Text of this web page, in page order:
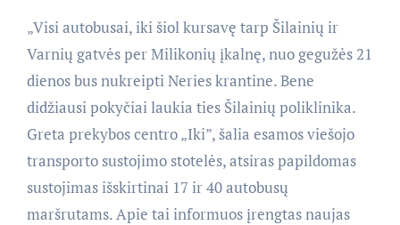
„Visi autobusai, iki šiol kursavę tarp Šilainių ir
Varnių gatvės per Milikonių įkalnę, nuo gegužės 21
dienos bus nukreipti Neries krantine. Bene
didžiausi pokyčiai laukia ties Šilainių poliklinika.
Greta prekybos centro „Iki”, šalia esamos viešojo
transporto sustojimo stotelės, atsiras papildomas
sustojimas išskirtinai 17 ir 40 autobusų
maršrutams. Apie tai informuos įrengtas naujas